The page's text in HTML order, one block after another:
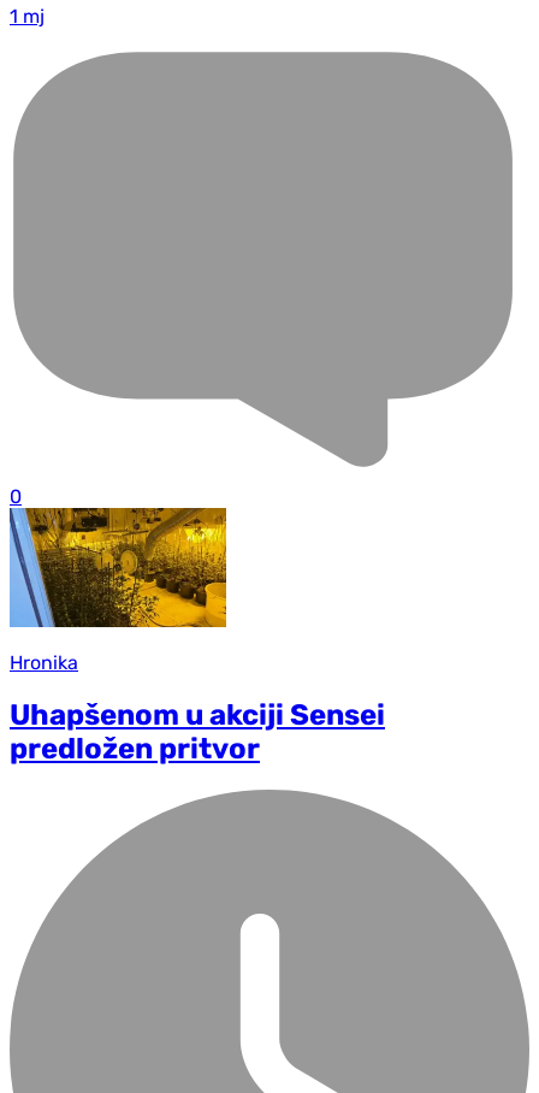
1 mj
0
Hronika
Uhapšenom u akciji Sensei
predložen pritvor